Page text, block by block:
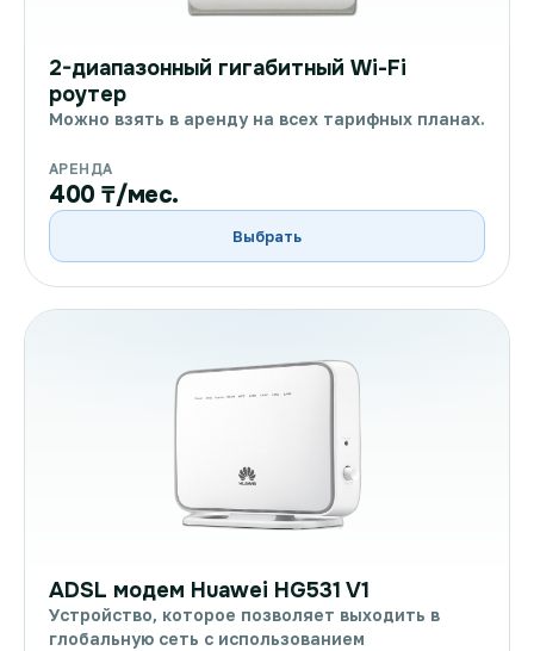
2-диапазонный гигабитный Wi-Fi
роутер
Можно взять в аренду на всех тарифных планах.
АРЕНДА
400 ₸/мес.
Выбрать
ADSL модем Huawei HG531 V1
Устройство, которое позволяет выходить в
глобальную сеть с использованием